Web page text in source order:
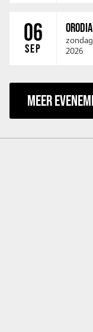
06
SEP
2026
MEER